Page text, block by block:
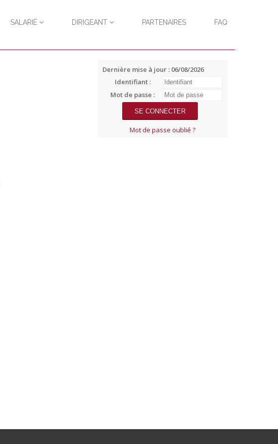
SALARIÉ DIRIGEANT PARTENAIRES FAQ
Dernière mise à jour : 06/08/2026
Identifiant :
Mot de passe :
Mot de passe oublié ?